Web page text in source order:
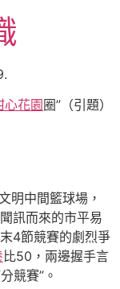
心花園 圈”（引題）
明中間籃球場，
訊而來的市平易
4節競賽的劇烈爭
比50，兩邊握手言
競賽”。